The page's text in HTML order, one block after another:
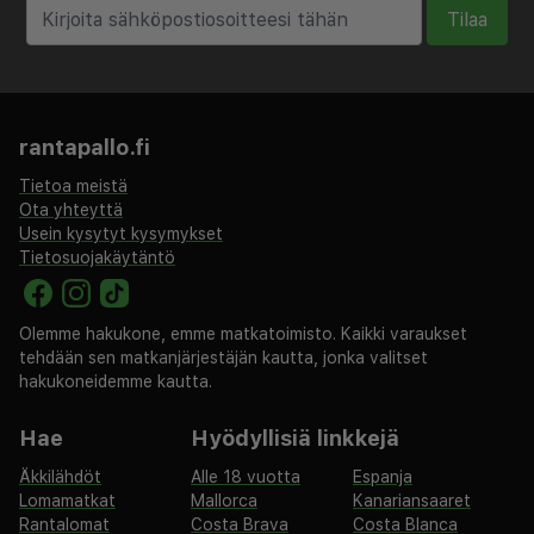
60 USD:n suuruinen vahinkotakuumaksu veloitetaan
ilmoittamat maksut.
Maksu buffetaamiaisesta: noin 7 USD per henkilö
Lentokenttäkuljetusmaksu: 15 USD
per ajoneuvo (korkeintaan 3 henkilöä)
Siivousmaksu: 15.00 USD per yöpyminen
Yllä oleva luettelo ei ehkä kata kaikkea. Maksut ja
takuumaksut eivät välttämättä sisällä veroja, ja ne
Pareilla, jotka haluavat yöpyä samassa huoneessa, pitää
olla vihkitodistus.
Vain sisäänkirjautuneet asiakkaat saavat oleskella
Tilaa
rantapallo.fi
Tietoa meistä
Ota yhteyttä
Usein kysytyt kysymykset
Tietosuojakäytäntö
Olemme hakukone, emme matkatoimisto. Kaikki varaukset
tehdään sen matkanjärjestäjän kautta, jonka valitset
hakukoneidemme kautta.
Hae
Äkkilähdöt
Lomamatkat
Rantalomat
Hyödyllisiä linkkejä
Alle 18 vuotta
Espanja
Mallorca
Kanariansaaret
Costa Brava
Costa Blanca